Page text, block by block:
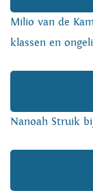
Milio van de
klassen en
Nanoah Struik